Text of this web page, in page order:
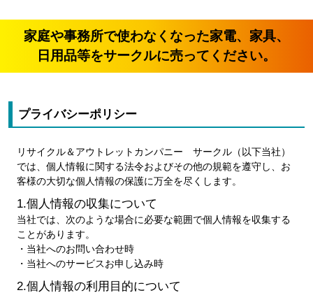
家庭や事務所で使わなくなった家電、家具、
日用品等をサークルに売ってください。
プライバシーポリシー
リサイクル＆アウトレットカンパニー サークル（以下当社）
では、個人情報に関する法令およびその他の規範を遵守し、お
客様の大切な個人情報の保護に万全を尽くします。
1.個人情報の収集について
当社では、次のような場合に必要な範囲で個人情報を収集する
ことがあります。
・当社へのお問い合わせ時
・当社へのサービスお申し込み時
2.個人情報の利用目的について